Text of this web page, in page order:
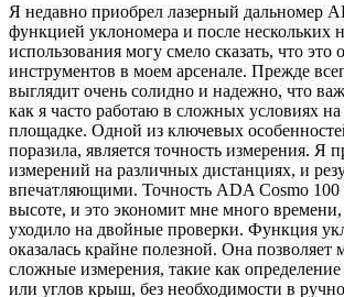
Я недавно приобрел лазерный дальномер
функцией уклономера и после нескольких
использования могу смело сказать, что
инструментов в моем арсенале. Прежде
выглядит очень солидно и надежно, что
как я часто работаю в сложных условиях на
площадке. Одной из ключевых
поразила, является точность измерения. Я
измерений на различных дистанциях, и
впечатляющими. Точность ADA Cosmo 100
высоте, и это экономит мне много
уходило на двойные проверки. Функция
оказалась крайне полезной. Она позволяет
сложные измерения, такие как
или углов крыш, без необходимости в